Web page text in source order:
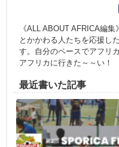
《ALL ABOUT AFRICA編
とかかわる人たちを応援し
す。自分のペースでアフリ
アフリカに行きた～～い！
最近書いた記事